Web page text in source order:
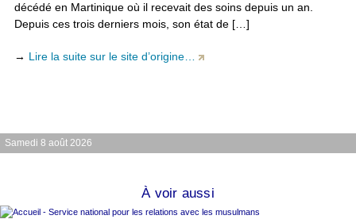
décédé en Martinique où il recevait des soins depuis un an.
Depuis ces trois derniers mois, son état de […]
→ Lire la suite sur le site d’origine…
Samedi 8 août 2026
À voir aussi